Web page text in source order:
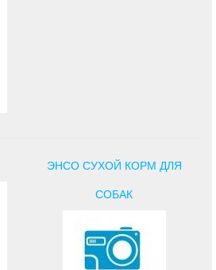
ЭНСО СУХОЙ КОРМ ДЛЯ
СОБАК